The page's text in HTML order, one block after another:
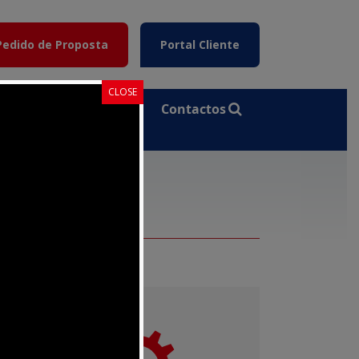
de Proposta Portal Cliente
Plataforma Contactos
CLOSE